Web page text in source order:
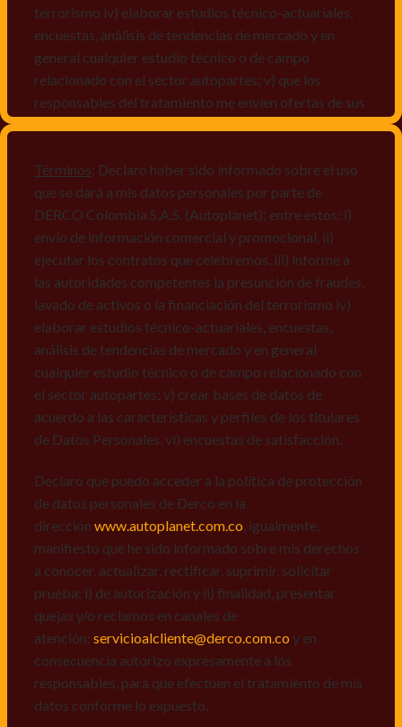
terrorismo iv) elaborar estudios técnico-actuariales,
encuestas, análisis de tendencias de mercado y en
general cualquier estudio técnico o de campo
relacionado con el sector autopartes; v) que los
responsables del tratamiento me envíen ofertas de sus
mismos, vi) crear bases de datos de acuerdo a las
características y perfiles de los titulares de Datos
Personales, v) encuestas de satisfacción, vi) reportes
recall.
Declaro que puedo acceder a la política de protección
de datos personales de Derco en la
direcciónwww.autoplanet.com.co, igualmente,
manifiesto que he sido informado sobre mis derechos
a conocer, actualizar, rectificar, suprimir, solicitar
prueba: i) de autorización y ii) finalidad, presentar
quejas y/o reclamos en canales de
atención: servicioalcliente@derco.com.coy en
responsables, para que efectúen el tratamiento de mis
datos conforme lo expuesto.
Términos: Declaro haber sido informado sobre el uso
que se dará a mis datos personales por parte de
DERCO Colombia S.A.S. (Autoplanet); entre estos: i)
envío de información comercial y promocional, ii)
ejecutar los contratos que celebremos, iii) informe a
las autoridades competentes la presunción de fraudes,
lavado de activos o la financiación del terrorismo iv)
elaborar estudios técnico-actuariales, encuestas,
análisis de tendencias de mercado y en general
cualquier estudio técnico o de campo relacionado con
el sector autopartes; v) crear bases de datos de
acuerdo a las características y perfiles de los titulares
de Datos Personales, vi) encuestas de satisfacción.
Declaro que puedo acceder a la política de protección
de datos personales de Derco en la
dirección www.autoplanet.com.co , igualmente,
manifiesto que he sido informado sobre mis derechos
a conocer, actualizar, rectificar, suprimir, solicitar
prueba: i) de autorización y ii) finalidad, presentar
quejas y/o reclamos en canales de
atención: servicioalcliente@derco.com.co y en
consecuencia autorizo expresamente a los
responsables, para que efectúen el tratamiento de mis
datos conforme lo expuesto.